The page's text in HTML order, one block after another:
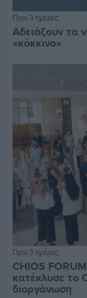
Πριν 3 ημέρες
Αδειάζουν τα
«κόκκινο»
Πριν 3 ημέρες
CHIOS
κατέκλυσε το
διοργάνωση